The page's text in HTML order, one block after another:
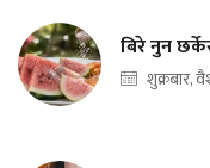
बिरे नुन
शुक्रबार,